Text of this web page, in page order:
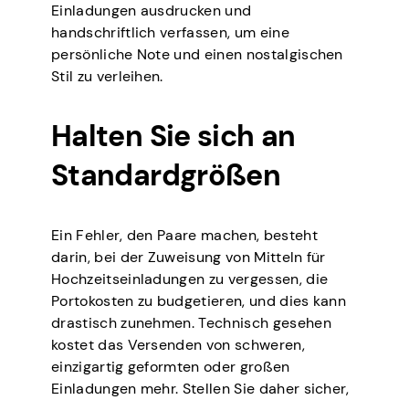
Einladungen ausdrucken und
handschriftlich verfassen, um eine
persönliche Note und einen nostalgischen
Stil zu verleihen.
Halten Sie sich an
Standardgrößen
Ein Fehler, den Paare machen, besteht
darin, bei der Zuweisung von Mitteln für
Hochzeitseinladungen zu vergessen, die
Portokosten zu budgetieren, und dies kann
drastisch zunehmen. Technisch gesehen
kostet das Versenden von schweren,
einzigartig geformten oder großen
Einladungen mehr. Stellen Sie daher sicher,